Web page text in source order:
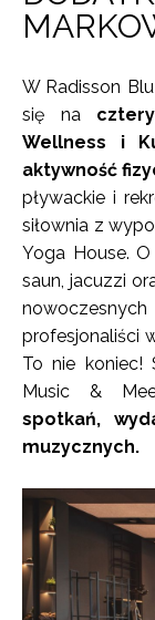
W Radisson
się nacztery
Wellness i
aktywność
pływackie i
siłownia z
Yoga House. O
saun, jacuzzi
profesjonaliści
To nie koniec!
Music &
spotkań,
muzycznych.